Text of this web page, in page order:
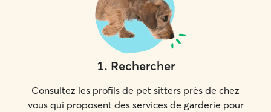
1. Rechercher
Consultez les profils de pet sitters près de chez
vous qui proposent des services de garderie pour